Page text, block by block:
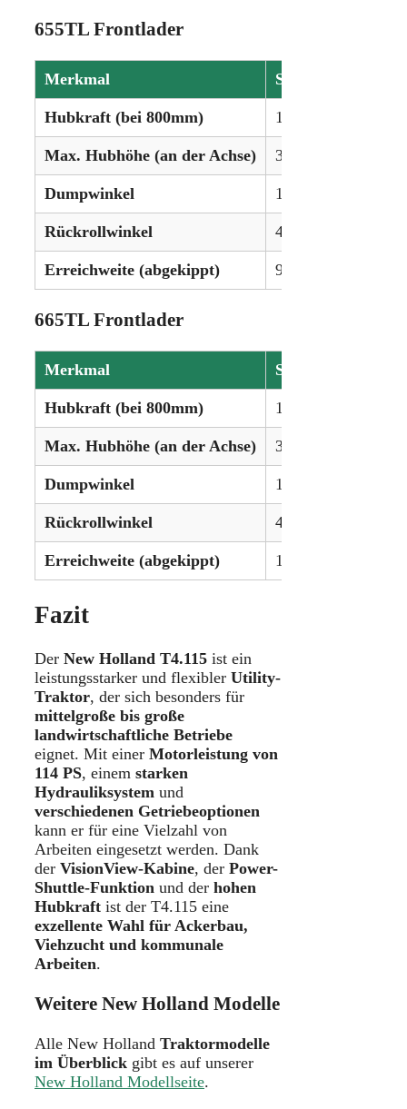
655TL Frontlader
Merkmal Spezifikation
Hubkraft (bei 800mm) 1.124 kg
Max. Hubhöhe (an der Achse) 320 cm
Dumpwinkel 145°
Rückrollwinkel 45°
Erreichweite (abgekippt) 99 cm
665TL Frontlader
Merkmal Spezifikation
Hubkraft (bei 800mm) 1.193 kg
Max. Hubhöhe (an der Achse) 340 cm
Dumpwinkel 145°
Rückrollwinkel 40°
Erreichweite (abgekippt) 109 cm
Fazit
Der New Holland T4.115 ist ein
leistungsstarker und flexibler Utility-
Traktor, der sich besonders für
mittelgroße bis große
landwirtschaftliche Betriebe
eignet. Mit einer Motorleistung von
114 PS, einem starken
Hydrauliksystem und
verschiedenen Getriebeoptionen
kann er für eine Vielzahl von
Arbeiten eingesetzt werden. Dank
der VisionView-Kabine, der Power-
Shuttle-Funktion und der hohen
Hubkraft ist der T4.115 eine
exzellente Wahl für Ackerbau,
Viehzucht und kommunale
Arbeiten.
Weitere New Holland Modelle
Alle New Holland Traktormodelle
im Überblick gibt es auf unserer
New Holland Modellseite.